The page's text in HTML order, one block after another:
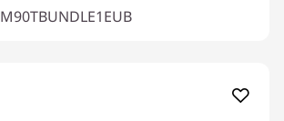
M90TBUNDLE1EUB